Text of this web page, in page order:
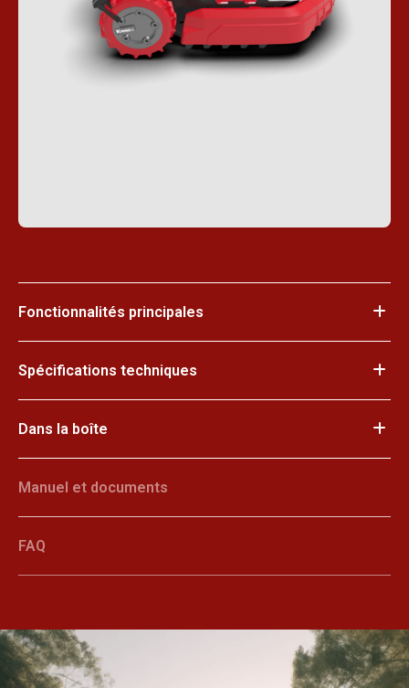
Fonctionnalités principales
Spécifications techniques
Dans la boîte
Manuel et documents
FAQ